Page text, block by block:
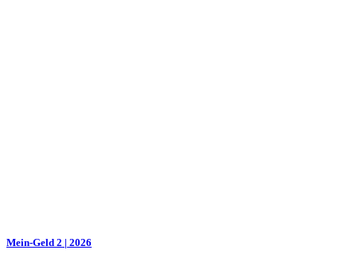
Mein-Geld 2 | 2026